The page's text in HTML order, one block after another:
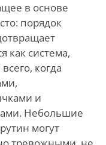
в основе
порядок
как система,
когда
и
Небольшие
могут